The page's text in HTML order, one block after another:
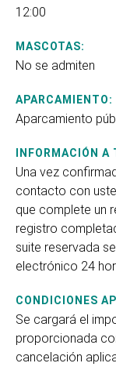
12:00
MASCOTAS:
No se admiten
APARCAMIENTO:
Aparcamiento
INFORMACIÓN
Una vez
contacto con
que complete un
registro
suite reservada
electrónico 24
CONDICIONES
Se cargará el
proporcionada
cancelación